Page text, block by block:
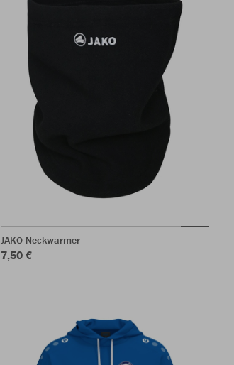
JAKO Neckwarmer
7,50 €